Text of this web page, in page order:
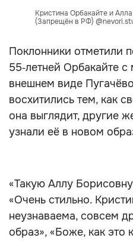
Кристина Орбакайте и
(Запрещён в РФ)
Поклонники отметили
55‑летней Орбакайте
внешнем виде
восхитились тем, как
она выглядит, другие
узнали её в новом
«Такую Аллу
«Очень стильно.
неузнаваема, совсем
образ», «Боже, как это